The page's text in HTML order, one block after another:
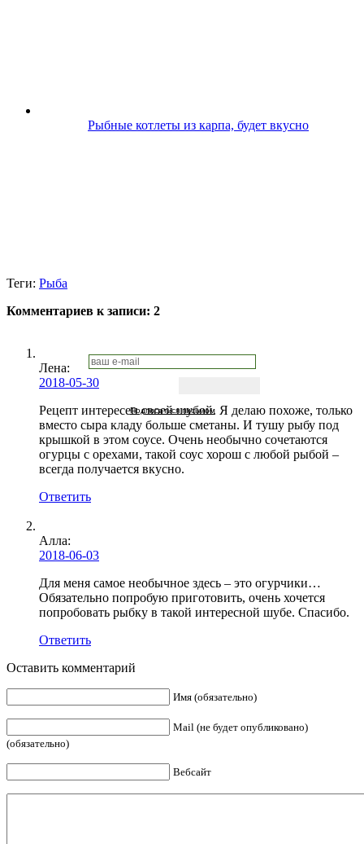
Рыбные котлеты из карпа, будет вкусно
Подписаться письмом
Теги: Рыба
Комментариев к записи: 2
Лена:
2018-05-30
Рецепт интересен своей шубой. Я делаю похоже, только
вместо сыра кладу больше сметаны. И тушу рыбу под
крышкой в этом соусе. Очень необычно сочетаются
огурцы с орехами, такой соус хорош с любой рыбой –
всегда получается вкусно.
Ответить
Алла:
2018-06-03
Для меня самое необычное здесь – это огурчики…
Обязательно попробую приготовить, очень хочется
попробовать рыбку в такой интересной шубе. Спасибо.
Ответить
Оставить комментарий
Имя (обязательно)
Mail (не будет опубликовано)
(обязательно)
Вебсайт